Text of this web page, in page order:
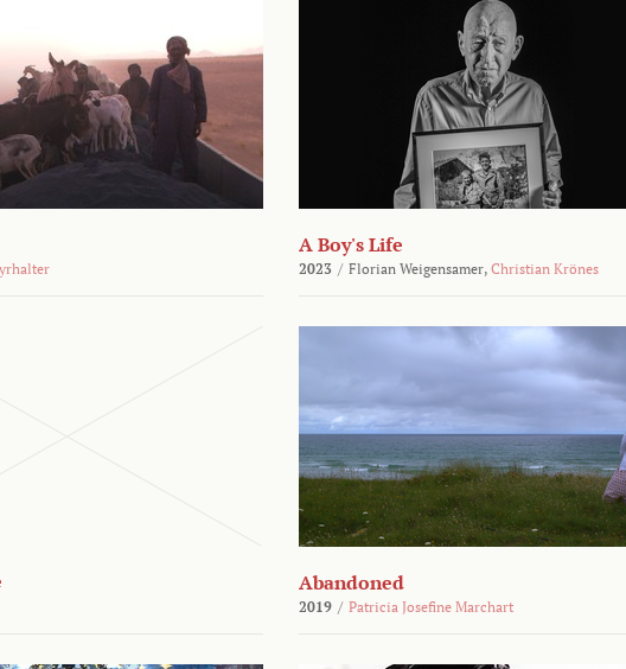
A Boy's Life
2023 / Florian Weigensamer, Christian Krönes
Abandoned
2019 / Patricia Josefine Marchart